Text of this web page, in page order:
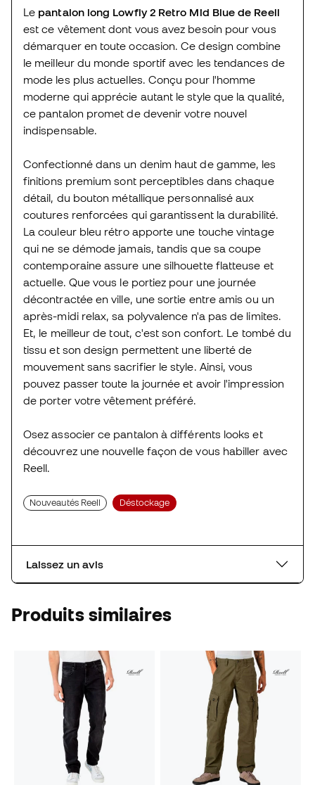
Le pantalon long Lowfly 2 Retro Mid Blue de Reell
est ce vêtement dont vous avez besoin pour vous
démarquer en toute occasion. Ce design combine
le meilleur du monde sportif avec les tendances de
mode les plus actuelles. Conçu pour l'homme
moderne qui apprécie autant le style que la qualité,
ce pantalon promet de devenir votre nouvel
indispensable.
Confectionné dans un denim haut de gamme, les
finitions premium sont perceptibles dans chaque
détail, du bouton métallique personnalisé aux
coutures renforcées qui garantissent la durabilité.
La couleur bleu rétro apporte une touche vintage
qui ne se démode jamais, tandis que sa coupe
contemporaine assure une silhouette flatteuse et
actuelle. Que vous le portiez pour une journée
décontractée en ville, une sortie entre amis ou un
après-midi relax, sa polyvalence n'a pas de limites.
Et, le meilleur de tout, c'est son confort. Le tombé du
tissu et son design permettent une liberté de
mouvement sans sacrifier le style. Ainsi, vous
pouvez passer toute la journée et avoir l'impression
de porter votre vêtement préféré.
Osez associer ce pantalon à différents looks et
découvrez une nouvelle façon de vous habiller avec
Reell.
Nouveautés Reell Déstockage
Laissez un avis
Produits similaires